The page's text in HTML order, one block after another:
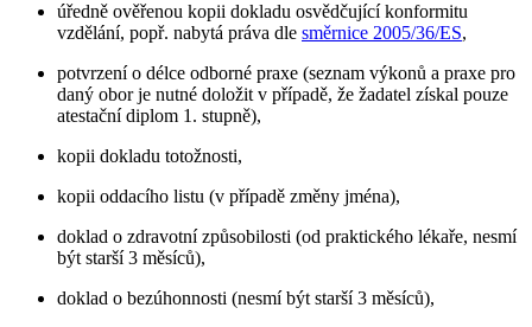
úředně ověřenou kopii dokladu osvědčující konformitu
vzdělání, popř. nabytá práva dle směrnice 2005/36/ES,
potvrzení o délce odborné praxe (seznam výkonů a praxe pro
daný obor je nutné doložit v případě, že žadatel získal pouze
atestační diplom 1. stupně),
kopii dokladu totožnosti,
kopii oddacího listu (v případě změny jména),
doklad o zdravotní způsobilosti (od praktického lékaře, nesmí
být starší 3 měsíců),
doklad o bezúhonnosti (nesmí být starší 3 měsíců),